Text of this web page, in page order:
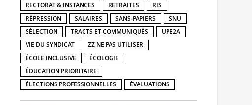
RECTORAT & INSTANCES
RETRAITES
RIS
RÉPRESSION
SALAIRES SANS-PAPIERS
SNU
SÉLECTION
TRACTS ET COMMUNIQUÉS
UPE2A
VIE DU SYNDICAT
ZZ NE PAS UTILISER
ÉCOLE INCLUSIVE
ÉCOLOGIE
ÉDUCATION PRIORITAIRE
ÉLECTIONS PROFESSIONNELLES
ÉVALUATIONS